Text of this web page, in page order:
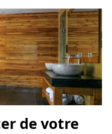
de votre